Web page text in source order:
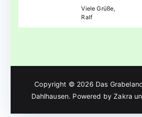
Viele Grüße,
Ralf
Copyright © 2026 Das
Dahlhausen. Powered byZakra